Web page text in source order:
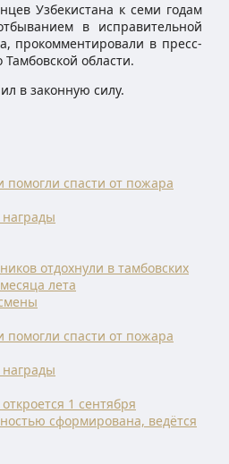
Узбекистана к семи годам
в исправительной
прокомментировали в пресс-
области.
в законную силу.
помогли спасти от пожара
отдохнули в тамбовских
лета
помогли спасти от пожара
1 сентября
сформирована, ведётся